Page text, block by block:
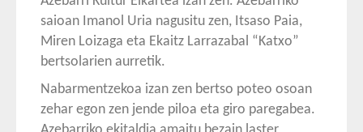
saioan Imanol Uria nagusitu zen, Itsaso Paia,
Miren Loizaga eta Ekaitz Larrazabal “Katxo”
bertsolarien aurretik.
Nabarmentzekoa izan zen bertso poteo osoan
zehar egon zen jende piloa eta giro paregabea.